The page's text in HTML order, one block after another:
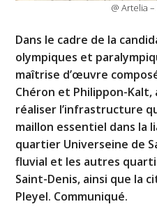
@ Artelia
Dans le cadre de la
olympiques et
maîtrise d’œuvre
Chéron et Philippon-
réaliser l’infrastructure
maillon essentiel dans la
quartier Universeine de
fluvial et les autres
Saint-Denis, ainsi que la
Pleyel. Communiqué.